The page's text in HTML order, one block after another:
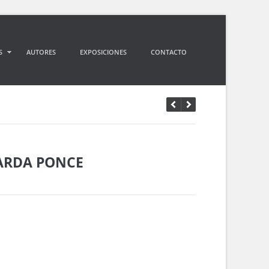
AUTORES EXPOSICIONES CONTACTO
PONCE